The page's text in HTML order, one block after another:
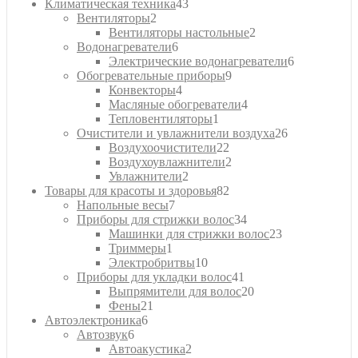
Климатическая техника4343
Вентиляторы2
товара
Вентиляторы настольные2
Водонагреватели66
товаров
Электрические водонагреватели66
Обогревательные приборы99
Конвекторы44
товара
Масляные обогреватели44
Тепловентиляторы1
товар
Очистители и увлажнители воздуха2626
Воздухоочистители22
товара
Воздухоувлажнители2
Увлажнители2
товара
Товары для красоты и здоровья82
Напольные весы77
товаров
Приборы для стрижки волос3434
товара
Машинки для стрижки волос2323
Триммеры1
товар
Электробритвы1010
товаров
Приборы для укладки волос41
товар
Выпрямители для волос2020
Фены21
Автоэлектроника66
Автозвук66
товаров
Автоакустика2